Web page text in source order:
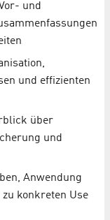
und
und effizienten
über
und
Anwendung
konkreten Use